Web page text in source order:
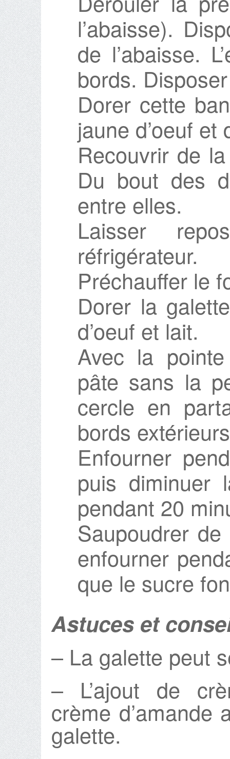
l’abaisse).
de l’abaisse.
bords.
Dorer cette
jaune d’oeuf et
Recouvrir de
Du bout des
entre elles.
Laisser
réfrigérateur.
Préchauffer le
Dorer la
d’oeuf et lait.
Avec la
pâte sans la
cercle en
bords
Enfourner
puis diminuer
pendant 20
Saupoudrer
enfourner
que le sucre
Astuces et
– La galette peut
– L’ajout de
crème d’amande
galette.